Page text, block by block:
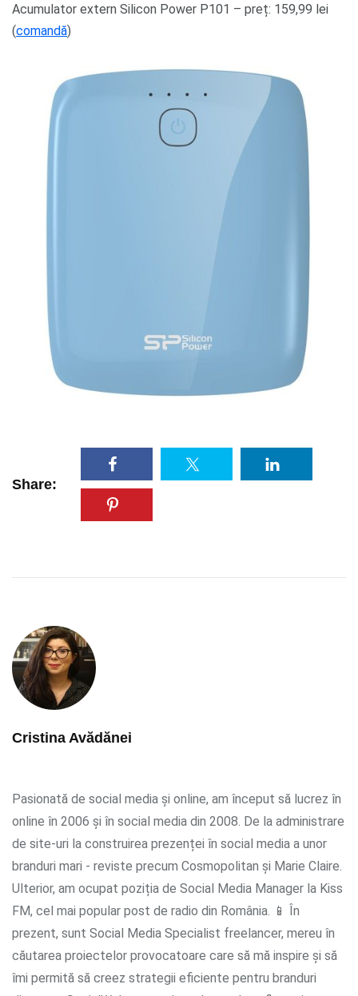
Acumulator extern Silicon Power P101 – preț: 159,99 lei
(comandă)
Share:
Cristina Avădănei
Pasionată de social media și online, am început să lucrez în
online în 2006 și în social media din 2008. De la administrare
de site-uri la construirea prezenței în social media a unor
branduri mari - reviste precum Cosmopolitan și Marie Claire.
Ulterior, am ocupat poziția de Social Media Manager la Kiss
FM, cel mai popular post de radio din România. 📱 În
prezent, sunt Social Media Specialist freelancer, mereu în
căutarea proiectelor provocatoare care să mă inspire și să
îmi permită să creez strategii eficiente pentru branduri